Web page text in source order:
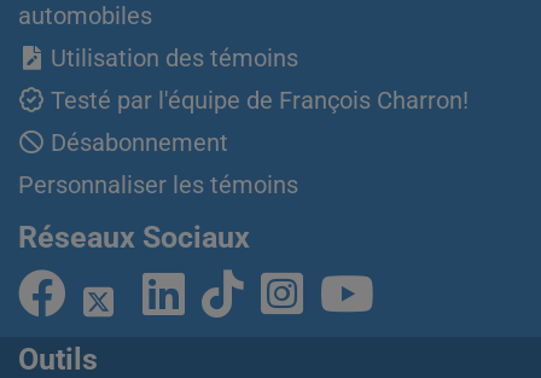
automobiles
Utilisation des témoins
Testé par l'équipe de François Charron!
Désabonnement
Personnaliser les témoins
Réseaux Sociaux
Outils